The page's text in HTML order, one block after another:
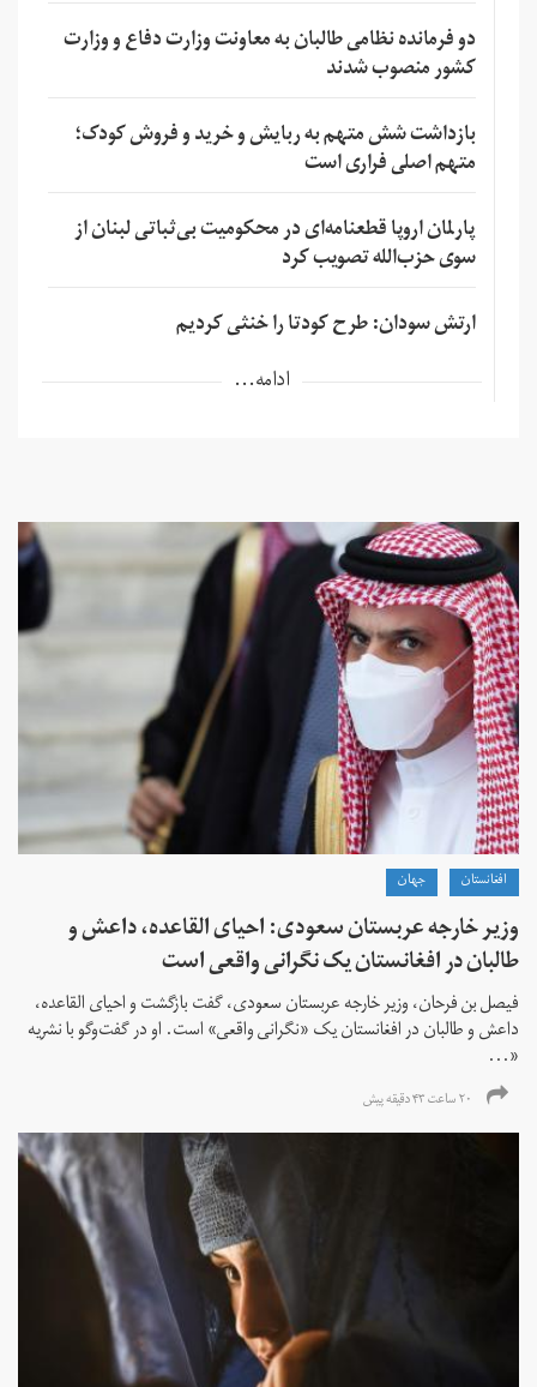
دو فرمانده نظامی طالبان به معاونت وزارت دفاع و وزارت
کشور منصوب شدند
بازداشت شش متهم به ربایش و خرید و فروش کودک؛
متهم اصلی فراری است
پارلمان اروپا قطعنامه‌ای در محکومیت بی‌ثباتی لبنان از
سوی حزب‌الله تصویب کرد
ارتش سودان: طرح کودتا را خنثی کردیم
ادامه...
افغانستان جهان
وزیر خارجه عربستان سعودی: احیای القاعده،‌ داعش و
طالبان در افغانستان یک نگرانی واقعی است
فیصل بن فرحان، ‌وزیر خارجه عربستان سعودی، گفت بازگشت و احیای القاعده،‌
داعش و طالبان در افغانستان یک «نگرانی واقعی» است. او در گفت‌وگو با نشریه
«...
۲۰ ساعت ۴۳ دقیقه پیش